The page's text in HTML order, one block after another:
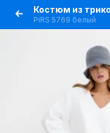
PiRS 5769 белый